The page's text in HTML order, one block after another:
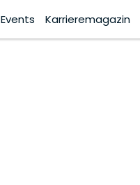
Events Karrieremagazin